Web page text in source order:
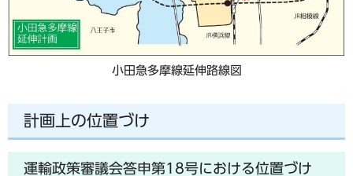
小田急多摩線延伸路線図
計画上の位置づけ
運輸政策審議会答申第18号における位置づけ